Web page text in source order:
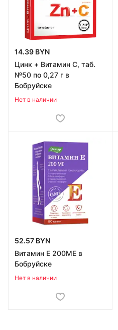
14.39 BYN
Цинк + Витамин C, таб.
№50 по 0,27 г в
Бобруйске
Нет в наличии
52.57 BYN
Витамин Е 200МЕ в
Бобруйске
Нет в наличии